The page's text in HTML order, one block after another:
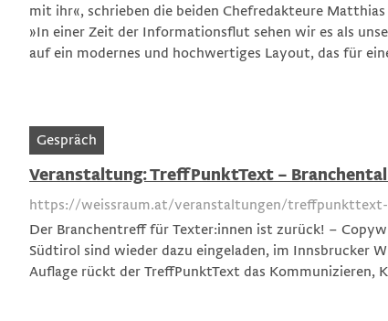
mit ihr«, schrieben die beiden Chefredakteure
»In einer Zeit der Informationsflut sehen wir es als
auf ein modernes und hochwertiges Layout, das für
Gespräch
Veranstaltung: TreffPunktText –
https://weissraum.at/veranstaltungen/
Der Branchentreff für Texter:innen ist zurück! –
Südtirol sind wieder dazu eingeladen, im Innsbrucker
Auflage rückt der TreffPunktText das Kommunizieren,